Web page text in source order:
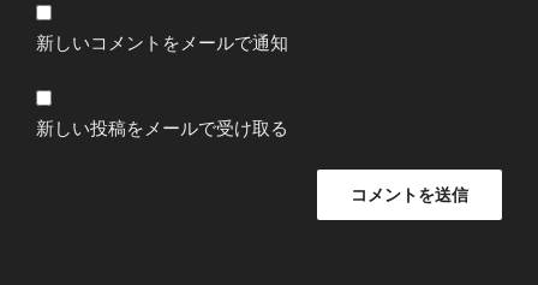
新しいコメントをメールで通知
新しい投稿をメールで受け取る